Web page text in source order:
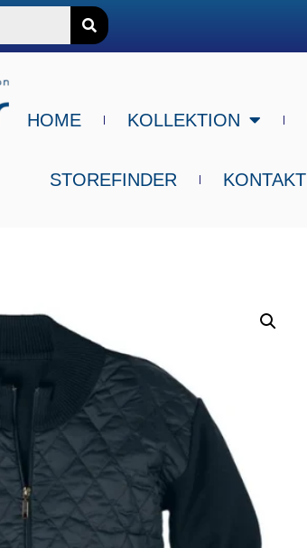
HOME KOLLEKTION
STOREFINDER KONTAKT